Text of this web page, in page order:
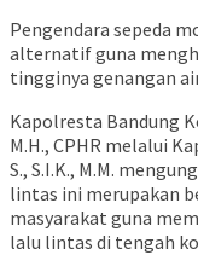
Pengendara sepeda
alternatif guna
tingginya genangan
Kapolresta Bandung
M.H., CPHR melalui
S., S.I.K., M.M.
lintas ini merupakan
masyarakat guna
lalu lintas di tengah